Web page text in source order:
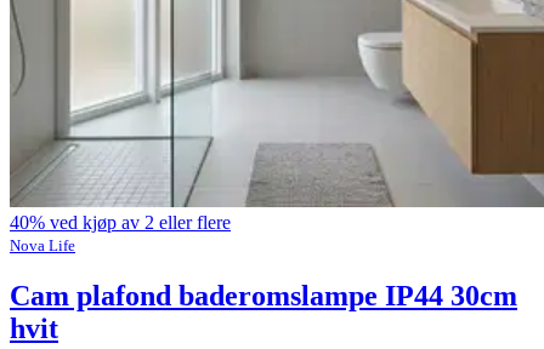
40% ved kjøp av 2 eller flere
Nova Life
Cam plafond baderomslampe IP44 30cm
hvit